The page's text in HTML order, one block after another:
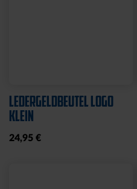
LEDERGELDBEUTEL LOGO
KLEIN
24,95 €